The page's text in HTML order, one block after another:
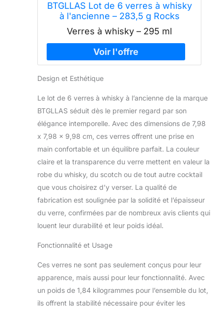
BTGLLAS Lot de 6 verres à whisky
à l'ancienne – 283,5 g Rocks
Barware pour scotch, bourbon,
liqueur, cognac, vodka et cocktails
passent au lave-vaisselle (6,
typeA)
Verres à whisky – 295 ml
Design et Esthétique
Le lot de 6 verres à whisky à l’ancienne de la marque
BTGLLAS séduit dès le premier regard par son
élégance intemporelle. Avec des dimensions de 7,98
x 7,98 x 9,98 cm, ces verres offrent une prise en
main confortable et un équilibre parfait. La couleur
claire et la transparence du verre mettent en valeur la
robe du whisky, du scotch ou de tout autre cocktail
que vous choisirez d’y verser. La qualité de
fabrication est soulignée par la solidité et l’épaisseur
du verre, confirmées par de nombreux avis clients qui
louent leur durabilité et leur poids idéal.
Fonctionnalité et Usage
Ces verres ne sont pas seulement conçus pour leur
apparence, mais aussi pour leur fonctionnalité. Avec
un poids de 1,84 kilogrammes pour l’ensemble du lot,
ils offrent la stabilité nécessaire pour éviter les